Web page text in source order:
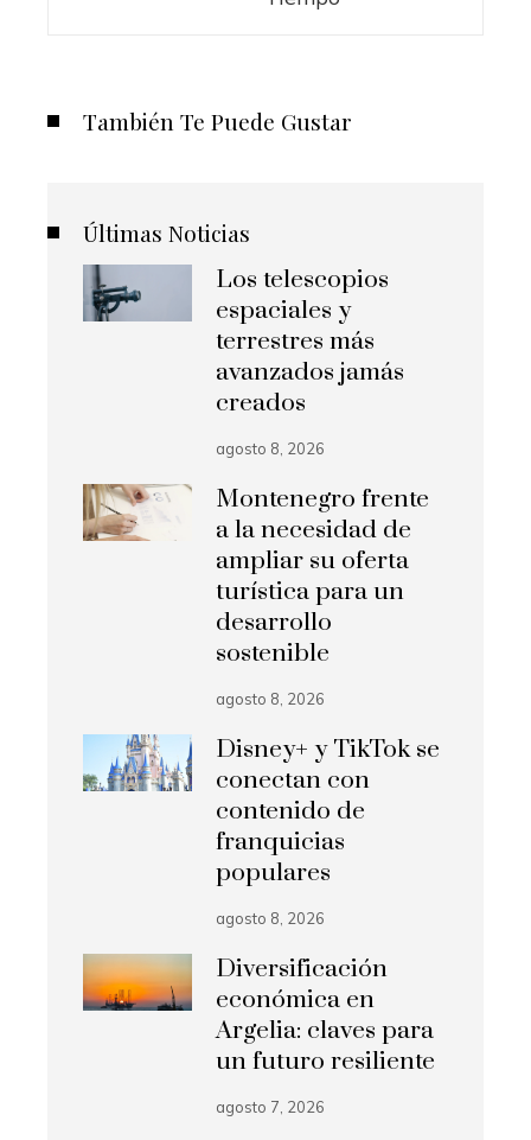
También Te Puede Gustar
Últimas Noticias
Los telescopios
espaciales y
terrestres más
avanzados jamás
creados
agosto 8, 2026
Montenegro frente
a la necesidad de
ampliar su oferta
turística para un
desarrollo
sostenible
agosto 8, 2026
Disney+ y TikTok se
conectan con
contenido de
franquicias
populares
agosto 8, 2026
Diversificación
económica en
Argelia: claves para
un futuro resiliente
agosto 7, 2026